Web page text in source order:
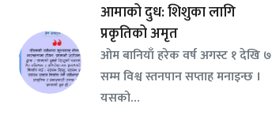
आमाको दुध: शिशुका लागि
प्रकृतिको अमृत
ओम बानियाँ हरेक वर्ष अगस्ट १ देखि ७
सम्म विश्व स्तनपान सप्ताह मनाइन्छ ।
यसको…